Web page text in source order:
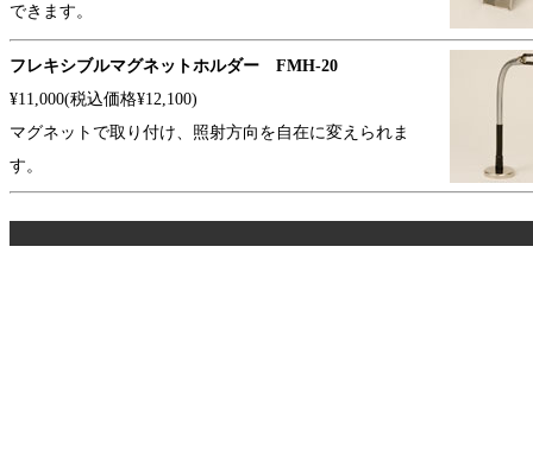
できます。
フレキシブルマグネットホルダー FMH-20
¥11,000(税込価格¥12,100)
マグネットで取り付け、照射方向を自在に変えられま
す。